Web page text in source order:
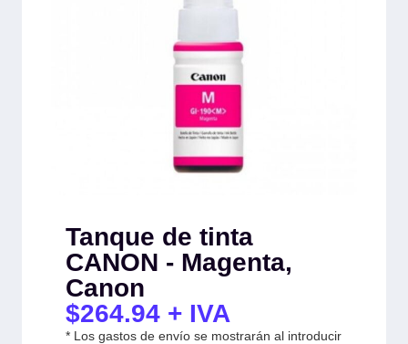
Tanque de tinta
CANON - Magenta,
Canon
$264.94 + IVA
* Los gastos de envío se mostrarán al introducir